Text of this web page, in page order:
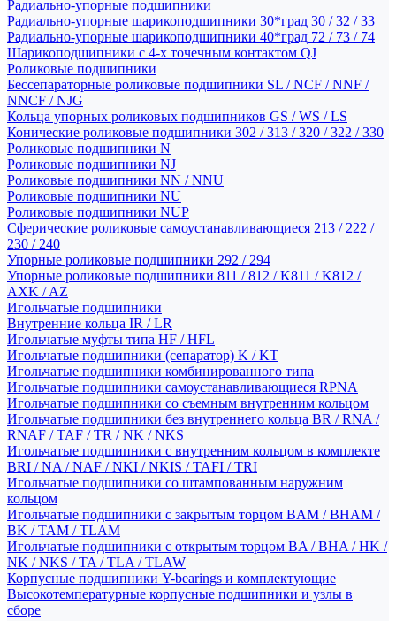
Радиально-упорные подшипники
Радиально-упорные шарикоподшипники 30*град 30 / 32 / 33
Радиально-упорные шарикоподшипники 40*град 72 / 73 / 74
Шарикоподшипники с 4-х точечным контактом QJ
Роликовые подшипники
Бессепараторные роликовые подшипники SL / NCF / NNF /
NNCF / NJG
Кольца упорных роликовых подшипников GS / WS / LS
Конические роликовые подшипники 302 / 313 / 320 / 322 / 330
Роликовые подшипники N
Роликовые подшипники NJ
Роликовые подшипники NN / NNU
Роликовые подшипники NU
Роликовые подшипники NUP
Сферические роликовые самоустанавливающиеся 213 / 222 /
230 / 240
Упорные роликовые подшипники 292 / 294
Упорные роликовые подшипники 811 / 812 / K811 / K812 /
AXK / AZ
Игольчатые подшипники
Внутренние кольца IR / LR
Игольчатые муфты типа HF / HFL
Игольчатые подшипники (сепаратор) K / KT
Игольчатые подшипники комбинированного типа
Игольчатые подшипники самоустанавливающиеся RPNA
Игольчатые подшипники со съемным внутренним кольцом
Игольчатые подшипники без внутреннего кольца BR / RNA /
RNAF / TAF / TR / NK / NKS
Игольчатые подшипники с внутренним кольцом в комплекте
BRI / NA / NAF / NKI / NKIS / TAFI / TRI
Игольчатые подшипники со штампованным наружним
кольцом
Игольчатые подшипники с закрытым торцом BAM / BHAM /
BK / TAM / TLAM
Игольчатые подшипники с открытым торцом BA / BHA / HK /
NK / NKS / TA / TLA / TLAW
Корпусные подшипники Y-bearings и комплектующие
Высокотемпературные корпусные подшипники и узлы в
сборе